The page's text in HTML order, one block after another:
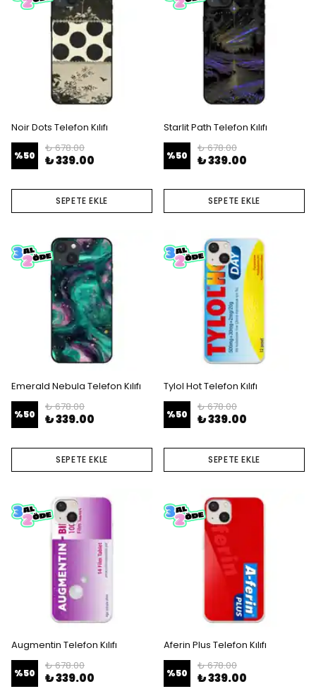
Noir Dots Telefon Kılıfı
%50
₺ 678.00
₺ 339.00
SEPETE EKLE
Starlit Path Telefon Kılıfı
%50
₺ 678.00
₺ 339.00
SEPETE EKLE
Emerald Nebula Telefon Kılıfı
%50
₺ 678.00
₺ 339.00
SEPETE EKLE
Tylol Hot Telefon Kılıfı
%50
₺ 678.00
₺ 339.00
SEPETE EKLE
Augmentin Telefon Kılıfı
%50
₺ 678.00
₺ 339.00
Aferin Plus Telefon Kılıfı
%50
₺ 678.00
₺ 339.00